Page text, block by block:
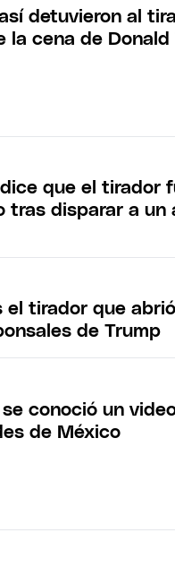
detuvieron al
la cena de Donald
que el tirador
tras disparar a un
el tirador que
de Trump
se conoció un
de México